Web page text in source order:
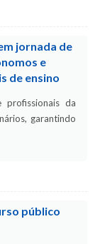
jornada de
e
de ensino
profissionais da
garantindo
público